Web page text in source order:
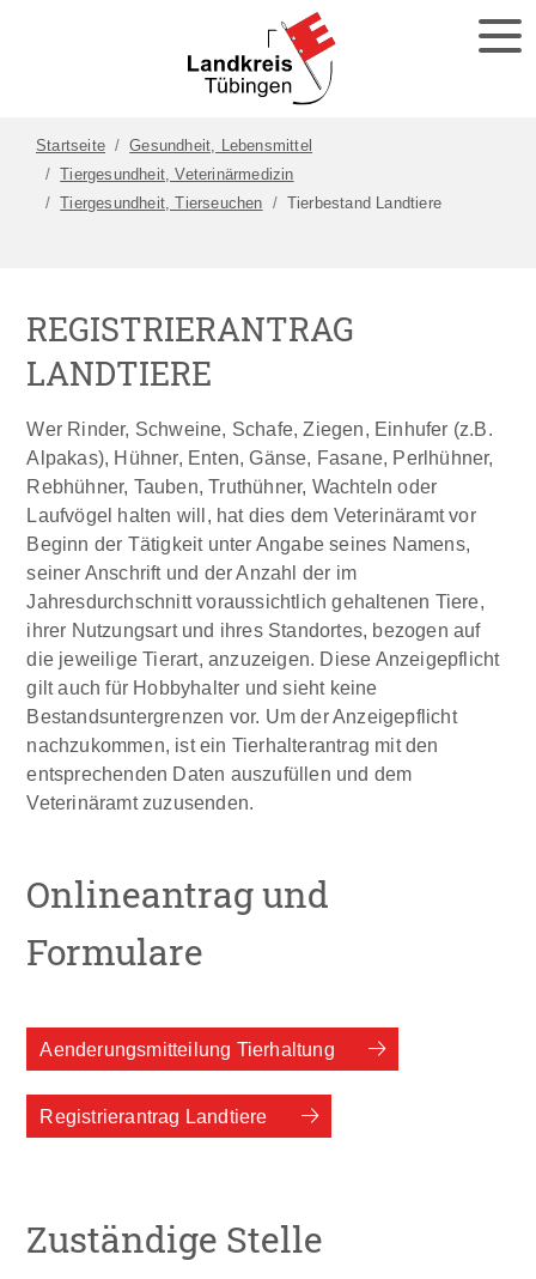
Startseite
Gesundheit, Lebensmittel
Tiergesundheit, Veterinärmedizin
Tiergesundheit, Tierseuchen
Tierbestand Landtiere
REGISTRIERANTRAG
LANDTIERE
Wer Rinder, Schweine, Schafe, Ziegen, Einhufer (z.B.
Alpakas), Hühner, Enten, Gänse, Fasane, Perlhühner,
Rebhühner, Tauben, Truthühner, Wachteln oder
Laufvögel halten will, hat dies dem Veterinäramt vor
Beginn der Tätigkeit unter Angabe seines Namens,
seiner Anschrift und der Anzahl der im
Jahresdurchschnitt voraussichtlich gehaltenen Tiere,
ihrer Nutzungsart und ihres Standortes, bezogen auf
die jeweilige Tierart, anzuzeigen. Diese Anzeigepflicht
gilt auch für Hobbyhalter und sieht keine
Bestandsuntergrenzen vor. Um der Anzeigepflicht
nachzukommen, ist ein Tierhalterantrag mit den
entsprechenden Daten auszufüllen und dem
Veterinäramt zuzusenden.
Onlineantrag und
Formulare
Aenderungsmitteilung Tierhaltung
Registrierantrag Landtiere
Zuständige Stelle